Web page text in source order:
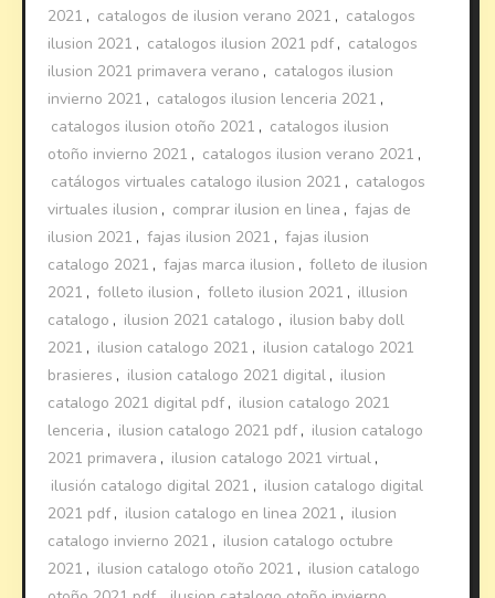
2021 , catalogos de ilusion verano 2021 , catalogos
ilusion 2021 , catalogos ilusion 2021 pdf , catalogos
ilusion 2021 primavera verano , catalogos ilusion
invierno 2021 , catalogos ilusion lenceria 2021 ,
catalogos ilusion otoño 2021 , catalogos ilusion
otoño invierno 2021 , catalogos ilusion verano 2021 ,
catálogos virtuales catalogo ilusion 2021 , catalogos
virtuales ilusion , comprar ilusion en linea , fajas de
ilusion 2021 , fajas ilusion 2021 , fajas ilusion
catalogo 2021 , fajas marca ilusion , folleto de ilusion
2021 , folleto ilusion , folleto ilusion 2021 , illusion
catalogo , ilusion 2021 catalogo , ilusion baby doll
2021 , ilusion catalogo 2021 , ilusion catalogo 2021
brasieres , ilusion catalogo 2021 digital , ilusion
catalogo 2021 digital pdf , ilusion catalogo 2021
lenceria , ilusion catalogo 2021 pdf , ilusion catalogo
2021 primavera , ilusion catalogo 2021 virtual ,
ilusión catalogo digital 2021 , ilusion catalogo digital
2021 pdf , ilusion catalogo en linea 2021 , ilusion
catalogo invierno 2021 , ilusion catalogo octubre
2021 , ilusion catalogo otoño 2021 , ilusion catalogo